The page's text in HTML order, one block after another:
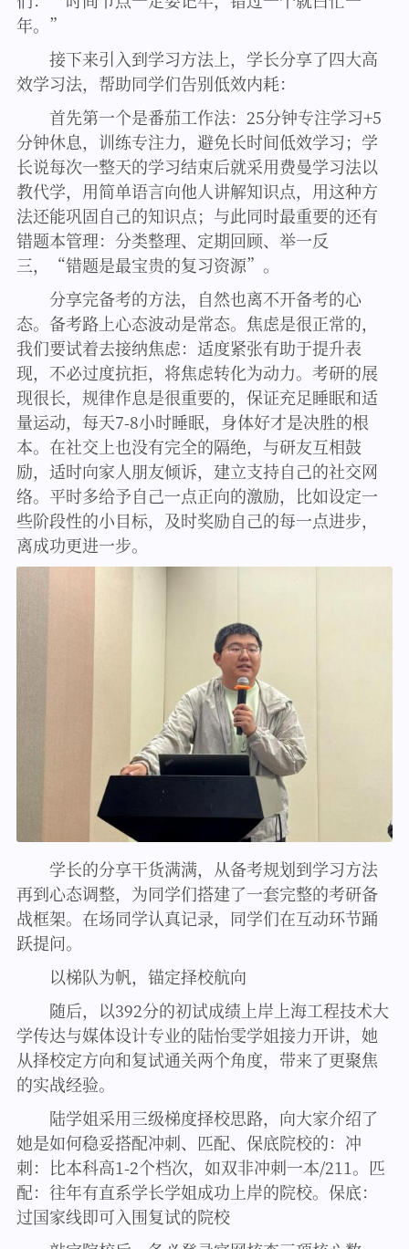
年。”
接下来引入到学习方法上，学长分享了四大高
效学习法，帮助同学们告别低效内耗：
首先第一个是番茄工作法：25分钟专注学习+5
分钟休息，训练专注力，避免长时间低效学习；学
长说每次一整天的学习结束后就采用费曼学习法以
教代学，用简单语言向他人讲解知识点，用这种方
法还能巩固自己的知识点；与此同时最重要的还有
错题本管理：分类整理、定期回顾、举一反
三，“错题是最宝贵的复习资源”。
分享完备考的方法，自然也离不开备考的心
态。备考路上心态波动是常态。焦虑是很正常的，
我们要试着去接纳焦虑：适度紧张有助于提升表
现，不必过度抗拒，将焦虑转化为动力。考研的展
现很长，规律作息是很重要的，保证充足睡眠和适
量运动，每天7-8小时睡眠，身体好才是决胜的根
本。在社交上也没有完全的隔绝，与研友互相鼓
励，适时向家人朋友倾诉，建立支持自己的社交网
络。平时多给予自己一点正向的激励，比如设定一
些阶段性的小目标，及时奖励自己的每一点进步，
离成功更进一步。
学长的分享干货满满，从备考规划到学习方法
再到心态调整，为同学们搭建了一套完整的考研备
战框架。在场同学认真记录，同学们在互动环节踊
跃提问。
以梯队为帆，锚定择校航向
随后，以392分的初试成绩上岸上海工程技术大
学传达与媒体设计专业的陆怡雯学姐接力开讲，她
从择校定方向和复试通关两个角度，带来了更聚焦
的实战经验。
陆学姐采用三级梯度择校思路，向大家介绍了
她是如何稳妥搭配冲刺、匹配、保底院校的： 冲
刺：比本科高1-2个档次，如双非冲刺一本/211。 匹
配：往年有直系学长学姐成功上岸的院校。 保底：
过国家线即可入围复试的院校